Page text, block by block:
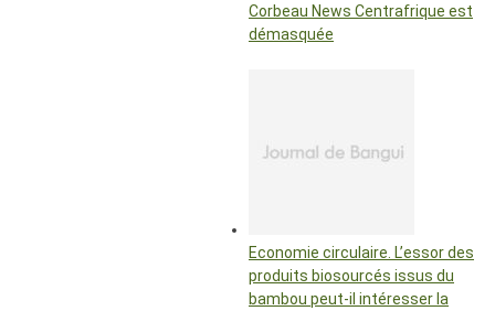
Corbeau News Centrafrique est
démasquée
Economie circulaire. L’essor des
produits biosourcés issus du
bambou peut-il intéresser la